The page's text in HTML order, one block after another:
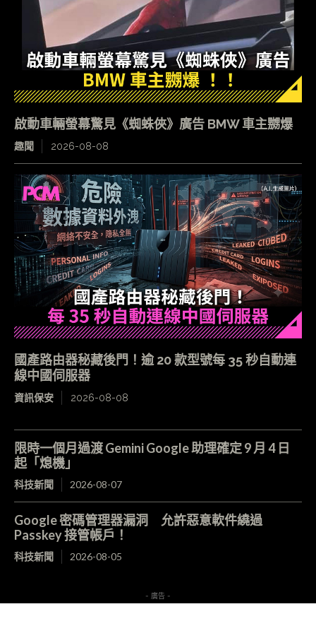
啟動車輛螢幕驚見《蜘蛛俠》廣告 BMW 車主嬲爆
趣聞 2026-08-08
國產路由器秘藏後門！逾 20 款型號每 35 秒自動連
線中國伺服器
資訊保安 2026-08-08
限時一個月過渡 Gemini Google 助理確定 9 月 4 日
起「熄機」
科技新聞 2026-08-07
Google 密碼管理器漏洞 允許惡意軟件繞過
Passkey 接管帳戶！
科技新聞 2026-08-05
- 廣告 -